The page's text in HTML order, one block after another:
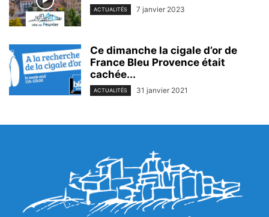
ACTUALITÉS 7 janvier 2023
Ce dimanche la cigale d’or de
France Bleu Provence était
cachée...
ACTUALITÉS 31 janvier 2021